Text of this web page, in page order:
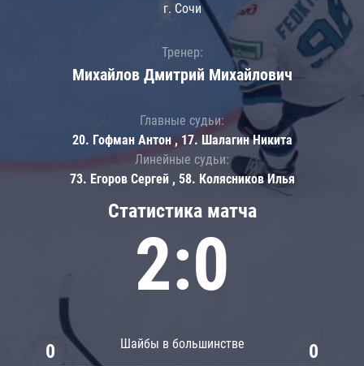
Статистика матча
2:0
Шайбы в большинстве
0 0
г. Сочи
Тренер:
Михайлов Дмитрий Михайлович
Главные судьи:
20. Гофман Антон , 17. Шалагин Никита
Линейные судьи:
73. Егоров Сергей , 58. Колясников Илья